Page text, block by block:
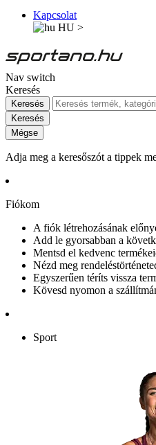
Kapcsolat
HU >
Nav switch
Keresés
Keresés
Keresés
Mégse
Adja meg a keresőszót a tippek
Fiókom
A fiók létrehozásának
Add le gyorsabban a
Mentsd el kedvenc
Nézd meg
Egyszerűen téríts vissza
Kövesd nyomon a
Sport